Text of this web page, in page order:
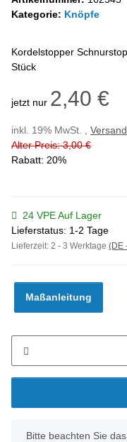
Kategorie: Knöpfe
Kordelstopper
Stück
jetzt nur 2,40 €
inkl. 19% MwSt. ,
Alter Preis: 3,00 €
Rabatt: 20%
24 VPE Auf Lager
Lieferstatus: 1-2 Tage
Lieferzeit: 2 - 3 Werktage (DE
Maßanleitung
x
Bitte beachten Sie